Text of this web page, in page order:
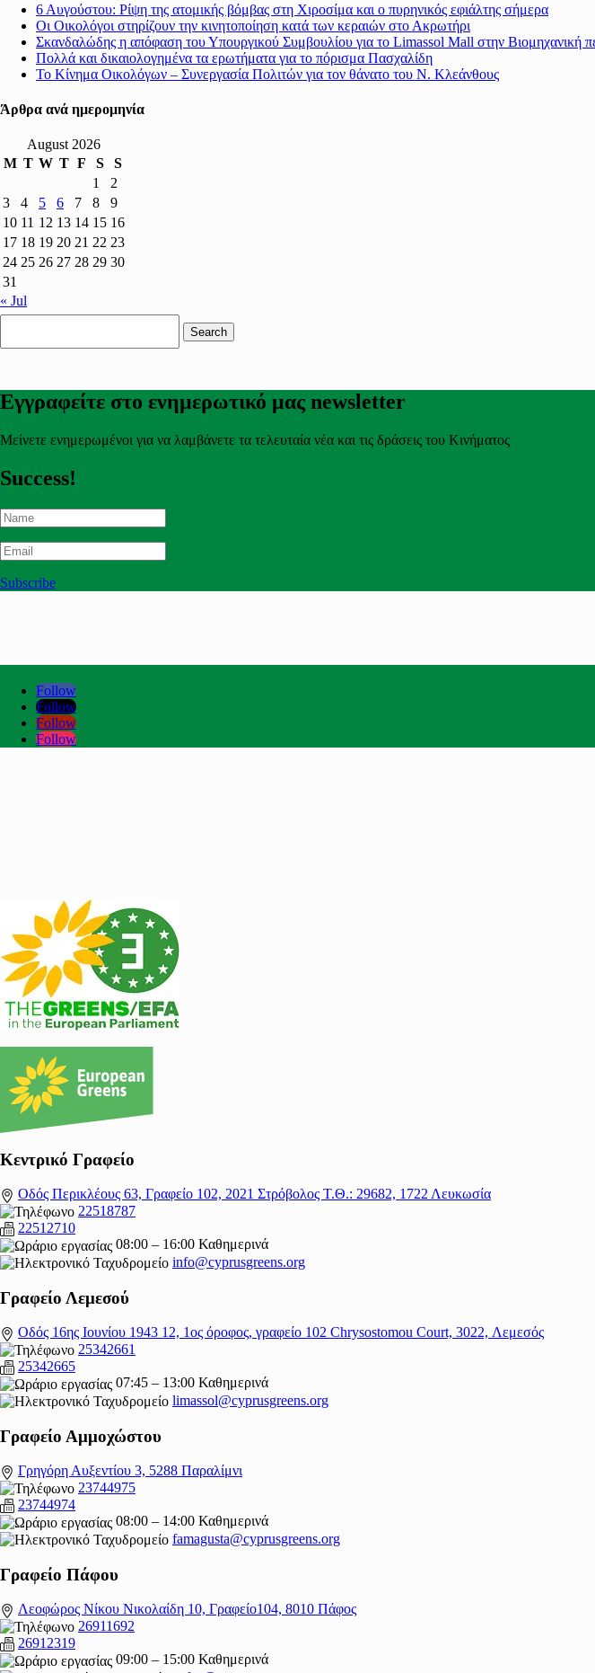
6 Αυγούστου: Ρίψη της ατομικής βόμβας στη Χιροσίμα και ο πυρηνικός εφιάλτης σήμερα
Οι Οικολόγοι στηρίζουν την κινητοποίηση κατά των κεραιών στο Ακρωτήρι
Σκανδαλώδης η απόφαση του Υπουργικού Συμβουλίου για το Limassol Mall στην Βιομηχανική
Πολλά και δικαιολογημένα τα ερωτήματα για το πόρισμα Πασχαλίδη
Το Κίνημα Οικολόγων – Συνεργασία Πολιτών για τον θάνατο του Ν. Κλεάνθους
Άρθρα ανά ημερομηνία
August 2026
M T W T F S
S
1
2
3
4 5 6 7 8
9
10 11 12 13 14 15 16
17 18 19 20 21 22 23
24 25 26 27 28 29 30
31
« Jul
Εγγραφείτε στο ενημερωτικό μας newsletter
Μείνετε ενημερωμένοι για να λαμβάνετε τα τελευταία νέα και τις δράσεις του Κινήματος
Success!
Subscribe
Follow
Follow
Follow
Follow
Κεντρικό Γραφείο
Οδός Περικλέους 63, Γραφείο 102, 2021 Στρόβολος Τ.Θ.: 29682, 1722 Λευκωσία
22518787
22512710
08:00 – 16:00 Καθημερινά
info@cyprusgreens.org
Γραφείο Λεμεσού
Οδός 16ης Ιουνίου 1943 12, 1ος όροφος, γραφείο 102 Chrysostomou Court, 3022, Λεμεσός
25342661
25342665
07:45 – 13:00 Καθημερινά
limassol@cyprusgreens.org
Γραφείο Αμμοχώστου
Γρηγόρη Αυξεντίου 3, 5288 Παραλίμνι
23744975
23744974
08:00 – 14:00 Καθημερινά
famagusta@cyprusgreens.org
Γραφείο Πάφου
Λεοφώρος Νίκου Νικολαίδη 10, Γραφείο104, 8010 Πάφος
26911692
26912319
09:00 – 15:00 Καθημερινά